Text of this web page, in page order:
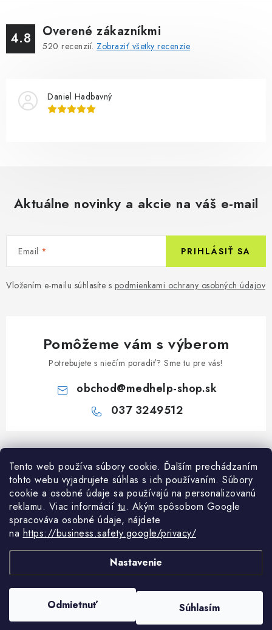
Tento web používa súbory cookie. Ďalším prechádzaním
tohto webu vyjadrujete súhlas s ich používaním. Súbory
cookie a osobné údaje sa používajú na personalizovanú
reklamu. Viac informácií tu. Akým spôsobom Google
spracováva osobné údaje, nájdete
na https://business.safety.google/privacy/
Nastavenie
Odmietnuť Súhlasím
4.8 Overené zákazníkmi
520 recenzií. Zobraziť všetky recenzie
Daniel Hadbavný
Aktuálne novinky a akcie na váš e-mail
Email
Vložením e-mailu súhlasíte s podmienkami ochrany osobných údajov
PRIHLÁSIŤ SA
Pomôžeme vám s výberom
Potrebujete s niečím poradiť? Sme tu pre vás!
obchod@medhelp-shop.sk
037 3249512
Z
á
Informácie pre vás
O firme
Všetko o nákupe
Kontakty
Všetko o nákupe
Obchodné podmienky
Odstúpenie od zmluvy
NAPÍŠTE NÁM NA WHATSAPP
Vytvoril Shoptet Premium
. Všetky práva vyhradené.
Upraviť nastavenie
Potrebujete poradiť?Spýtajte sa nášho
asistenta Mediho.